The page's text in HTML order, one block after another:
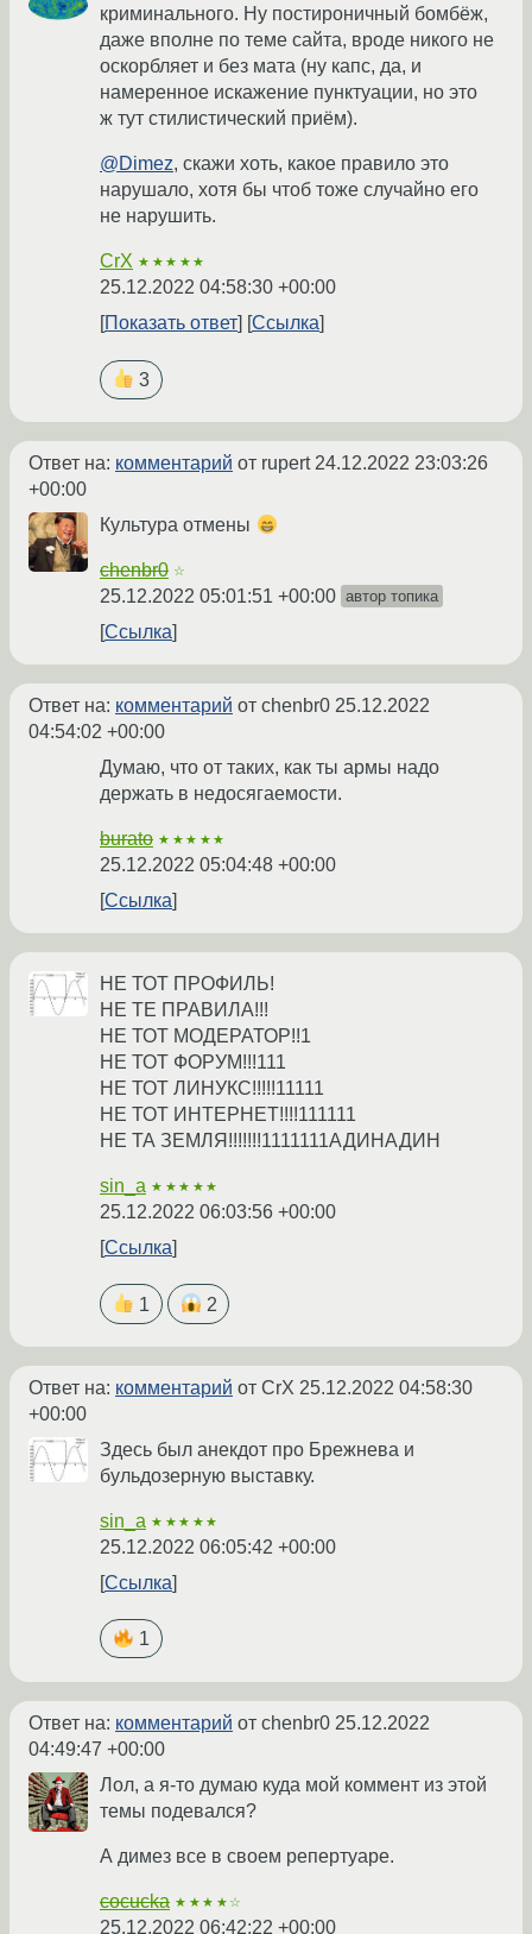
криминального. Ну постироничный бомбёж,
даже вполне по теме сайта, вроде никого не
оскорбляет и без мата (ну капс, да, и
намеренное искажение пунктуации, но это
ж тут стилистический приём).
@Dimez, скажи хоть, какое правило это
нарушало, хотя бы чтоб тоже случайно его
не нарушить.
CrX ★★★★★
25.12.2022 04:58:30 +00:00
Показать ответ
Ссылка
3
Ответ на: комментарий от rupert 24.12.2022 23:03:26
+00:00
Культура отмены
chenbr0 ☆
25.12.2022 05:01:51 +00:00 автор топика
Ссылка
Ответ на: комментарий от chenbr0 25.12.2022
04:54:02 +00:00
Думаю, что от таких, как ты армы надо
держать в недосягаемости.
burato ★★★★★
25.12.2022 05:04:48 +00:00
Ссылка
НЕ ТОТ ПРОФИЛЬ!
НЕ ТЕ ПРАВИЛА!!!
НЕ ТОТ МОДЕРАТОР!!1
НЕ ТОТ ФОРУМ!!!111
НЕ ТОТ ЛИНУКС!!!!!11111
НЕ ТОТ ИНТЕРНЕТ!!!!111111
НЕ ТА ЗЕМЛЯ!!!!!!!1111111АДИНАДИН
sin_a ★★★★★
25.12.2022 06:03:56 +00:00
Ссылка
1 2
Ответ на: комментарий от CrX 25.12.2022 04:58:30
+00:00
Здесь был анекдот про Брежнева и
бульдозерную выставку.
sin_a ★★★★★
25.12.2022 06:05:42 +00:00
Ссылка
1
Ответ на: комментарий от chenbr0 25.12.2022
04:49:47 +00:00
Лол, а я-то думаю куда мой коммент из этой
темы подевался?
А димез все в своем репертуаре.
cocucka ★★★★☆
25.12.2022 06:42:22 +00:00